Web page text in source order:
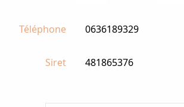
Téléphone 0636189329
Siret 481865376